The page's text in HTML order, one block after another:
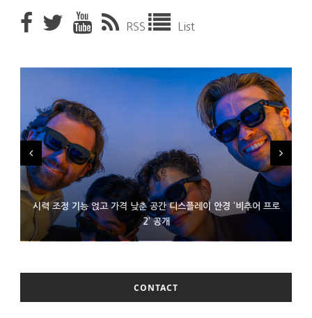
RSS List
시력 조정 기능 얹고 가격 낮춘 공간 디스플레이 안경 ‘비추어 프로
2’ 공개
D램 부족에 10억달러어치 아이폰18 프로세서 패키징 대기 중
300~400달러 반지형 스피커 준비하는 오픈AI
CONTACT